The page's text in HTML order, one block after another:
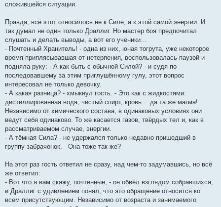
сложившейся ситуации.
Правда, всё этот относилось не к Силе, а к этой самой энергии. И
так думал не один только Драллиг. Но мастер боя предпочитал
слушать и делать выводы, а вот его ученики…
- Почтенный Хранитель! - одна из них, юная тогрута, уже некоторое
время приплясывавшая от нетерпения, воспользовалась паузой и
подняла руку: - А как быть с обычной Силой? - и судя по
последовавшему за этим приглушённому гулу, этот вопрос
интересовал не только девочку.
- А какая разница? - хмыкнул гость. - Это как с жидкостями:
дистиллированная вода, чистый спирт, кровь… да та же магма!
Независимо от химического состава, в одинаковых условиях они
ведут себя одинаково. То же касается газов, твёрдых тел и, как в
рассматриваемом случае, энергии.
- А тёмная Сила? - не удержался только недавно пришедший в
группу забрачонок. - Она тоже так же?
На этот раз гость ответил не сразу, над чем-то задумавшись, но всё
же ответил:
- Вот что я вам скажу, почтенные, - он обвёл взглядом собравшихся,
и Драллиг с удивлением понял, что это обращение относится ко
всем присутствующим. Независимо от возраста и занимаемого